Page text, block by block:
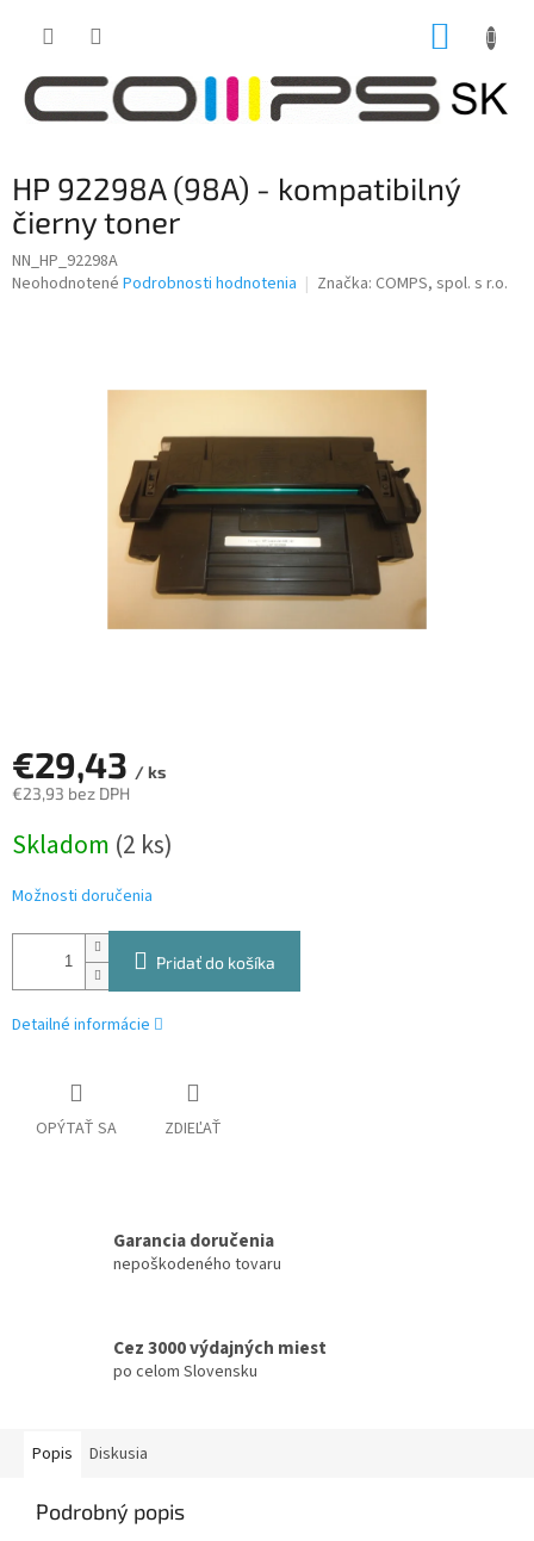
HP 92298A (98A) - kompatibilný
čierny toner
NN_HP_92298A
Priemerné
Neohodnotené Podrobnosti hodnotenia Značka: COMPS, spol. s r.o.
€29,43 / ks
€23,93 bez DPH
cena:
Skladom (2 ks)
Možnosti doručenia
Pridať do košíka
Detailné informácie
OPÝTAŤ SA ZDIEĽAŤ
Garancia doručenia
nepoškodeného tovaru
Cez 3000 výdajných miest
po celom Slovensku
Popis Diskusia
Podrobný popis